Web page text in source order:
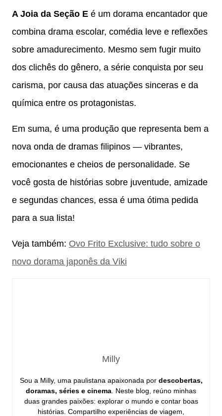
A Joia da Seção E é um dorama encantador que
combina drama escolar, comédia leve e reflexões
sobre amadurecimento. Mesmo sem fugir muito
dos clichês do gênero, a série conquista por seu
carisma, por causa das atuações sinceras e da
química entre os protagonistas.
Em suma, é uma produção que representa bem a
nova onda de dramas filipinos — vibrantes,
emocionantes e cheios de personalidade. Se
você gosta de histórias sobre juventude, amizade
e segundas chances, essa é uma ótima pedida
para a sua lista!
Veja também: Ovo Frito Exclusive: tudo sobre o
novo dorama japonês da Viki
Milly
Sou a Milly, uma paulistana apaixonada por descobertas,
doramas, séries e cinema . Neste blog, reúno minhas
duas grandes paixões: explorar o mundo e contar boas
histórias. Compartilho experiências de viagem,